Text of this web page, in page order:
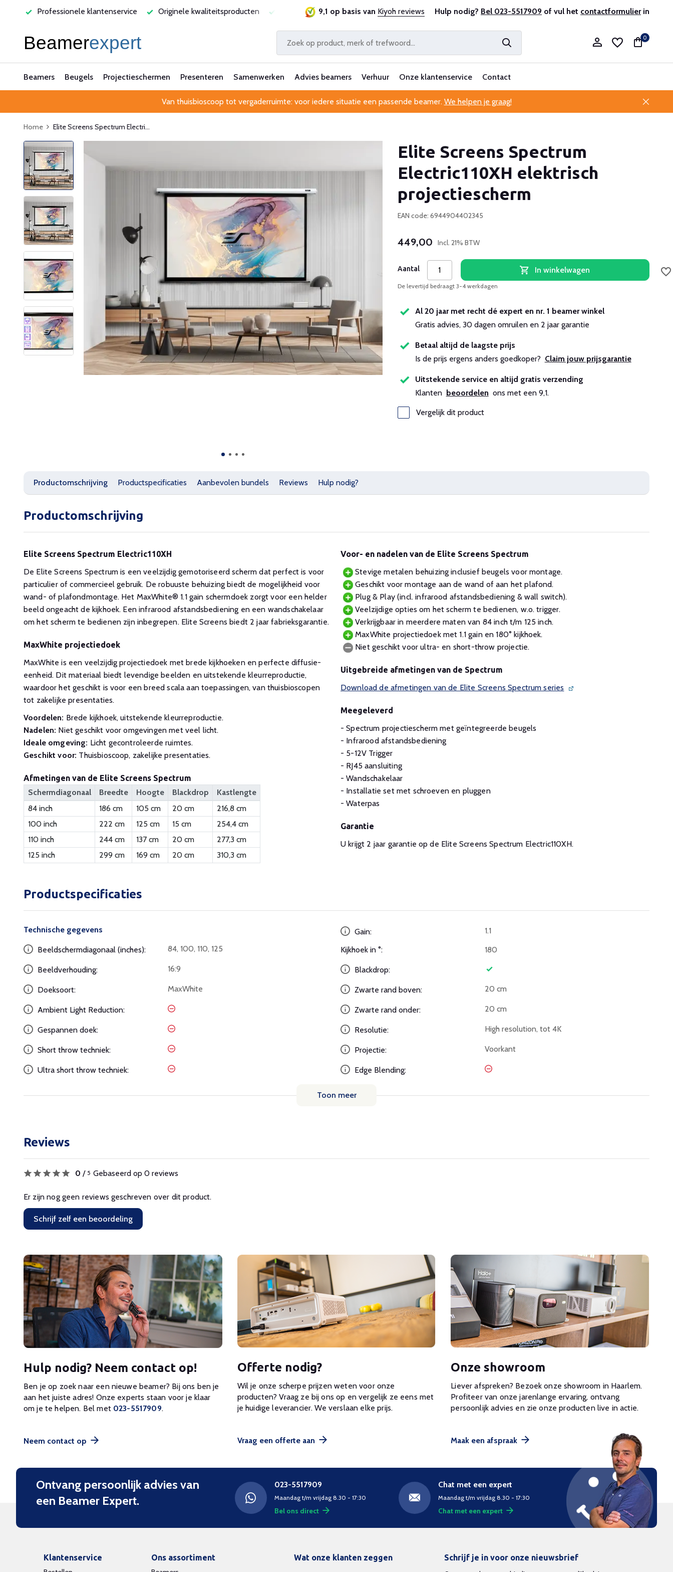
Professionele klantenservice Originele kwaliteitsproducten Laagste prijsgarantie Al 25 jaar betrouwbaar en ervaren Professionele klantenservice
9,1 op basis van Kiyoh reviews Hulp nodig? Bel 023-5517909 of vul het contactformulierin
Account aanmaken
0
Beamers Beugels Projectieschermen Presenteren Samenwerken Advies beamers Verhuur Onze klantenservice Contact
Van thuisbioscoop tot vergaderruimte: voor iedere situatie een passende beamer. We helpen je graag!
Home Elite Screens Spectrum Electri...
Elite Screens Spectrum
Electric110XH elektrisch
projectiescherm
EAN code: 6944904402345
449,00 Incl. 21% BTW
Aantal In winkelwagen
De levertijd bedraagt 3-4 werkdagen
Al 20 jaar met recht dé expert en nr. 1 beamer winkel
Gratis advies, 30 dagen omruilen en 2 jaar garantie
Betaal altijd de laagste prijs
Is de prijs ergens anders goedkoper? Claim jouw prijsgarantie
Uitstekende service en altijd gratis verzending
Klanten beoordelen ons met een 9,1.
Vergelijk dit product
Productomschrijving Productspecificaties Aanbevolen bundels Reviews Hulp nodig?
Productomschrijving
Elite Screens Spectrum Electric110XH
De Elite Screens Spectrum is een veelzijdig gemotoriseerd scherm dat perfect is voor
particulier of commercieel gebruik. De robuuste behuizing biedt de mogelijkheid voor
wand- of plafondmontage. Het MaxWhite® 1.1 gain schermdoek zorgt voor een helder
beeld ongeacht de kijkhoek. Een infrarood afstandsbediening en een wandschakelaar
om het scherm te bedienen zijn inbegrepen. Elite Screens biedt 2 jaar fabrieksgarantie.
MaxWhite projectiedoek
MaxWhite is een veelzijdig projectiedoek met brede kijkhoeken en perfecte diffusie-
eenheid. Dit materiaal biedt levendige beelden en uitstekende kleurreproductie,
waardoor het geschikt is voor een breed scala aan toepassingen, van thuisbioscopen
tot zakelijke presentaties.
Voordelen: Brede kijkhoek, uitstekende kleurreproductie.
Nadelen: Niet geschikt voor omgevingen met veel licht.
Ideale omgeving: Licht gecontroleerde ruimtes.
Geschikt voor: Thuisbioscoop, zakelijke presentaties.
Afmetingen van de Elite Screens Spectrum
Schermdiagonaal Breedte Hoogte Blackdrop
Kastlengte
84 inch
186 cm 105 cm 20 cm
216,8 cm
100 inch
222 cm 125 cm 15 cm
254,4 cm
110 inch
244 cm 137 cm 20 cm
277,3 cm
125 inch
299 cm 169 cm 20 cm 310,3 cm
Voor- en nadelen van de Elite Screens Spectrum
Stevige metalen behuizing inclusief beugels voor montage.
Geschikt voor montage aan de wand of aan het plafond.
Plug & Play (incl. infrarood afstandsbediening & wall switch).
Veelzijdige opties om het scherm te bedienen, w.o. trigger.
Verkrijgbaar in meerdere maten van 84 inch t/m 125 inch.
MaxWhite projectiedoek met 1.1 gain en 180° kijkhoek.
Niet geschikt voor ultra- en short-throw projectie.
Uitgebreide afmetingen van de Spectrum
Download de afmetingen van de Elite Screens Spectrum series
Meegeleverd
- Spectrum projectiescherm met geïntegreerde beugels
- Infrarood afstandsbediening
- 5-12V Trigger
- RJ45 aansluiting
- Wandschakelaar
- Installatie set met schroeven en pluggen
- Waterpas
Garantie
U krijgt 2 jaar garantie op de Elite Screens Spectrum Electric110XH.
Productspecificaties
Technische gegevens
Beeldschermdiagonaal (inches): 84, 100, 110, 125
Beeldverhouding: 16:9
Doeksoort: MaxWhite
Ambient Light Reduction:
Gespannen doek:
Short throw techniek:
Ultra short throw techniek:
Gain:
1.1
Kijkhoek in °:
180
Blackdrop:
Zwarte rand boven: 20 cm
Zwarte rand onder: 20 cm
Resolutie: High resolution, tot 4K
Projectie: Voorkant
Edge Blending:
Toon meer
Reviews
0 / 5 Gebaseerd op 0 reviews
Er zijn nog geen reviews geschreven over dit product.
Schrijf zelf een beoordeling
Hulp nodig? Neem contact op!
Ben je op zoek naar een nieuwe beamer? Bij ons ben je
aan het juiste adres! Onze experts staan voor je klaar
om je te helpen. Bel met 023-5517909.
Neem contact op
Offerte nodig?
Wil je onze scherpe prijzen weten voor onze
producten? Vraag ze bij ons op en vergelijk ze eens met
je huidige leverancier. We verslaan elke prijs.
Vraag een offerte aan
Onze showroom
Liever afspreken? Bezoek onze showroom in Haarlem.
Profiteer van onze jarenlange ervaring, ontvang
persoonlijk advies en zie onze producten live in actie.
Maak een afspraak
Ontvang persoonlijk advies van
een Beamer Expert.
023-5517909
Maandag t/m vrijdag 8.30 - 17:30
Bel ons direct
Chat met een expert
Maandag t/m vrijdag 8.30 - 17:30
Chat met een expert
Klantenservice
Ons assortiment
Wat onze klanten zeggen
Schrijf je in voor onze nieuwsbrief